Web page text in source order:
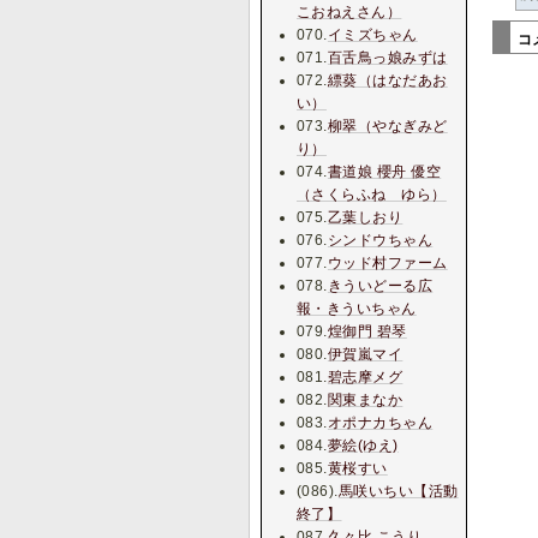
コ
こおねえさん）
070. イミズちゃん
071. 百舌鳥っ娘みずは
072. 縹葵（はなだあお
い）
073. 柳翠（やなぎみど
り）
074. 書道娘 櫻舟 優空
（さくらふね ゆら）
075. 乙葉しおり
076. シンドウちゃん
077. ウッド村ファーム
078. きういどーる広
報・きういちゃん
079. 煌御門 碧琴
080. 伊賀嵐マイ
081. 碧志摩メグ
082. 関東まなか
083. オポナカちゃん
084. 夢絵(ゆえ)
085. 黄桜すい
(086). 馬咲いちい【活動
終了】